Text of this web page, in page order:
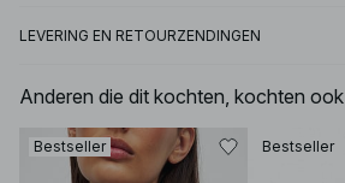
LEVERING EN RETOURZENDINGEN
Anderen die dit kochten, kochten ook
Bestseller Bestseller